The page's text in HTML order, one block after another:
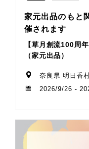
家元出品のもと
催されます
【草月創流100周
（家元出品）
奈良県 明日香
2026/9/26 -